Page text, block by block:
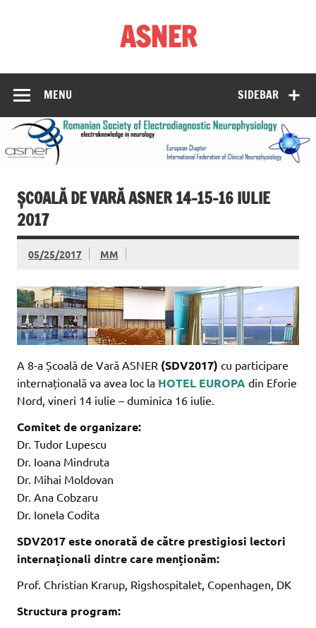
ASNER
din România
SIDEBAR
MENU
ȘCOALĂ DE VARĂ ASNER 14-15-16 IULIE
2017
05/25/2017 MM
A 8-a Școală de Vară ASNER (SDV2017) cu participare
internațională va avea loc la HOTEL EUROPA din Eforie
Nord, vineri 14 iulie – duminica 16 iulie.
Comitet de organizare:
Dr. Tudor Lupescu
Dr. Ioana Mindruta
Dr. Mihai Moldovan
Dr. Ana Cobzaru
Dr. Ionela Codita
SDV2017 este onorată de către prestigiosi lectori
internaționali dintre care menționăm:
Prof. Christian Krarup, Rigshospitalet, Copenhagen, DK
Structura program: